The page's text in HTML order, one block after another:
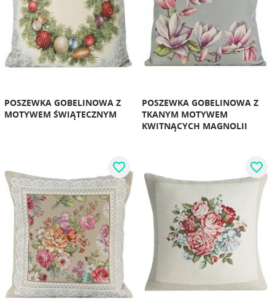
POSZEWKA GOBELINOWA Z
MOTYWEM ŚWIĄTECZNYM
POSZEWKA GOBELINOWA Z
TKANYM MOTYWEM
KWITNĄCYCH MAGNOLII
favorite_border favorite_border